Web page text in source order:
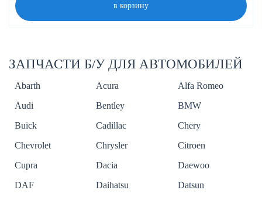
в корзину
ЗАПЧАСТИ Б/У ДЛЯ АВТОМОБИЛЕЙ
Abarth Acura
Alfa Romeo
Audi
Bentley
BMW
Buick
Cadillac
Chery
Chevrolet
Chrysler
Citroen
Cupra
Dacia
Daewoo
DAF
Daihatsu
Datsun